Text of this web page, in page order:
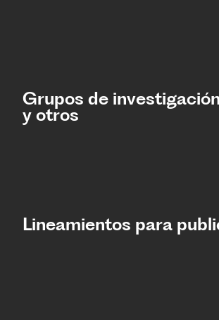
Grupos de investigación
y otros
Lineamientos para